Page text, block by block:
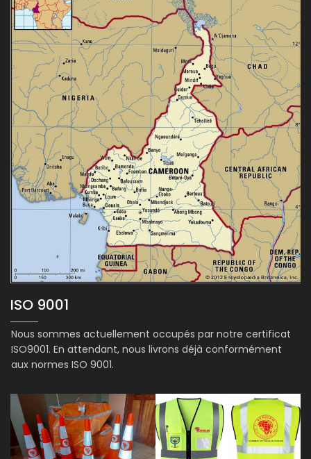
ISO 9001
Nous sommes actuellement occupés par notre certificat
ISO9001. En attendant, nous livrons déjà conformément
aux normes ISO 9001.